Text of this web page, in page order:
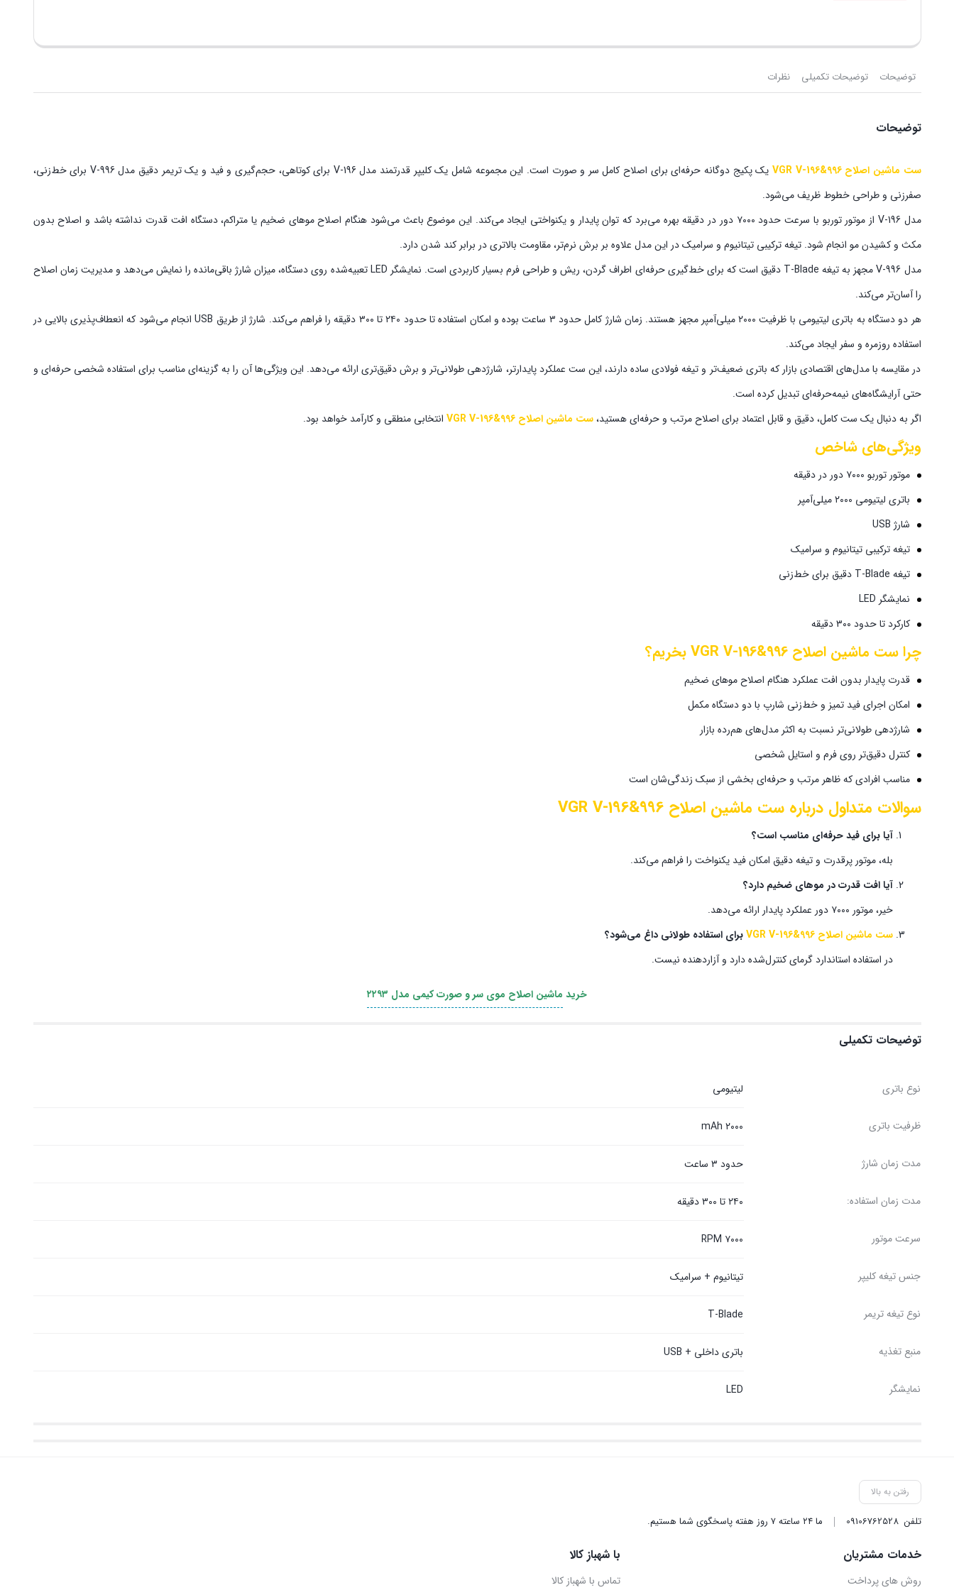
توضیحات توضیحات تکمیلی نظرات
توضیحات
ست ماشین اصلاح VGR V-196&996
یک پکیج دوگانه حرفه‌ای برای اصلاح کامل سر و صورت است. این مجموعه شامل یک کلیپر قدرتمند مدل V-196 برای کوتاهی، حجم‌گیری و فید و یک تریمر دقیق مدل V-996 برای خط‌زنی،
صفرزنی و طراحی خطوط ظریف می‌شود.
مدل V-196 از موتور توربو با سرعت حدود ۷۰۰۰ دور در دقیقه بهره می‌برد که توان پایدار و یکنواختی ایجاد می‌کند. این موضوع باعث می‌شود هنگام اصلاح موهای ضخیم یا متراکم، دستگاه افت قدرت نداشته باشد و اصلاح بدون
مکث و کشیدن مو انجام شود. تیغه ترکیبی تیتانیوم و سرامیک در این مدل علاوه بر برش نرم‌تر، مقاومت بالاتری در برابر کند شدن دارد.
مدل V-996 مجهز به تیغه T-Blade دقیق است که برای خط‌گیری حرفه‌ای اطراف گردن، ریش و طراحی فرم بسیار کاربردی است. نمایشگر LED تعبیه‌شده روی دستگاه، میزان شارژ باقی‌مانده را نمایش می‌دهد و مدیریت زمان اصلاح
را آسان‌تر می‌کند.
هر دو دستگاه به باتری لیتیومی با ظرفیت ۲۰۰۰ میلی‌آمپر مجهز هستند. زمان شارژ کامل حدود ۳ ساعت بوده و امکان استفاده تا حدود ۲۴۰ تا ۳۰۰ دقیقه را فراهم می‌کند. شارژ از طریق USB انجام می‌شود که انعطاف‌پذیری بالایی در
استفاده روزمره و سفر ایجاد می‌کند.
در مقایسه با مدل‌های اقتصادی بازار که باتری ضعیف‌تر و تیغه فولادی ساده دارند، این ست عملکرد پایدارتر، شارژدهی طولانی‌تر و برش دقیق‌تری ارائه می‌دهد. این ویژگی‌ها آن را به گزینه‌ای مناسب برای استفاده شخصی حرفه‌ای و
حتی آرایشگاه‌های نیمه‌حرفه‌ای تبدیل کرده است.
اگر به دنبال یک ست کامل، دقیق و قابل اعتماد برای اصلاح مرتب و حرفه‌ای هستید،ست ماشین اصلاح VGR V-196&996 انتخابی منطقی و کارآمد خواهد بود.
ویژگی‌های شاخص
موتور توربو ۷۰۰۰ دور در دقیقه
باتری لیتیومی ۲۰۰۰ میلی‌آمپر
شارژ USB
تیغه ترکیبی تیتانیوم و سرامیک
تیغه T-Blade دقیق برای خط‌زنی
نمایشگر LED
کارکرد تا حدود ۳۰۰ دقیقه
چراست ماشین اصلاح VGR V-196&996 بخریم؟
قدرت پایدار بدون افت عملکرد هنگام اصلاح موهای ضخیم
امکان اجرای فید تمیز و خط‌زنی شارپ با دو دستگاه مکمل
شارژدهی طولانی‌تر نسبت به اکثر مدل‌های هم‌رده بازار
کنترل دقیق‌تر روی فرم و استایل شخصی
مناسب افرادی که ظاهر مرتب و حرفه‌ای بخشی از سبک زندگی‌شان است
سوالات متداول درباره ست ماشین اصلاح VGR V-196&996
آیا برای فید حرفه‌ای مناسب است؟
بله، موتور پرقدرت و تیغه دقیق امکان فید یکنواخت را فراهم می‌کند.
آیا افت قدرت در موهای ضخیم دارد؟
خیر، موتور ۷۰۰۰ دور عملکرد پایدار ارائه می‌دهد.
ست ماشین اصلاح VGR V-196&996
برای استفاده طولانی داغ می‌شود؟
در استفاده استاندارد گرمای کنترل‌شده دارد و آزاردهنده نیست.
خرید ماشین اصلاح موی سر و صورت کیمی مدل ۲۲۹۳
توضیحات تکمیلی
نوع باتری لیتیومی
ظرفیت باتری ۲۰۰۰ mAh
مدت زمان شارژ حدود ۳ ساعت
مدت زمان استفاده: ۲۴۰ تا ۳۰۰ دقیقه
سرعت موتور ۷۰۰۰ RPM
جنس تیغه کلیپر تیتانیوم + سرامیک
نوع تیغه تریمر T-Blade
منبع تغذیه باتری داخلی + USB
نمایشگر LED
رفتن به بالا
تلفن09106762528 ما ۲۴ ساعته ۷ روز هفته پاسخگوی شما هستیم.
خدمات مشتریان
روش‌ های پرداخت
با شهباز کالا
تماس با شهباز کالا